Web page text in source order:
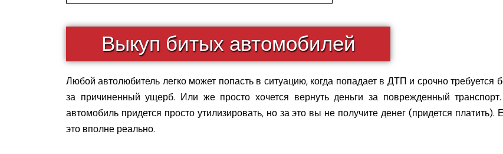
Выкуп битых автомобилей
Любой автолюбитель легко может попасть в ситуацию, когда попадает в ДТП и срочно
за причиненный ущерб. Или же просто хочется вернуть деньги за поврежденный
автомобиль придется просто утилизировать, но за это вы не получите денег (придется
это вполне реально.